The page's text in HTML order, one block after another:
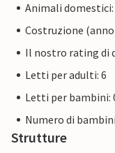
Animali domestici:
Costruzione
Il nostro rating di
Letti per adulti: 6
Letti per bambini:
Numero di
Strutture